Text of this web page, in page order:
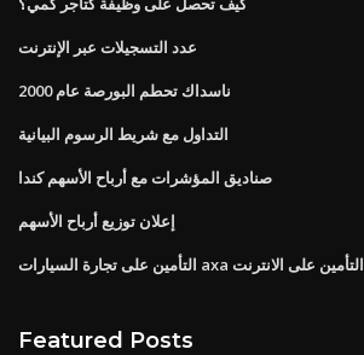
عدد التسجيلات عبر الإنترنت
ناسداك تحطم البورصة عام 2000
التداول مع شريط الرسوم البيانية
صناديق المؤشرات مع أرباح الأسهم كندا
إعلان توزيع أرباح الأسهم
التأمين على تجارة السيارات axa التأمين على الانترنت
Featured Posts